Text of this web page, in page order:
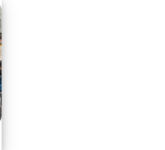
113.1.17中年級營養教育(